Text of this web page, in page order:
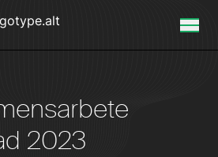
2023